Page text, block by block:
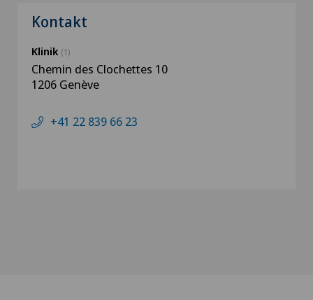
Kontakt
Klinik (1)
Chemin des Clochettes 10
1206 Genève
+41 22 839 66 23